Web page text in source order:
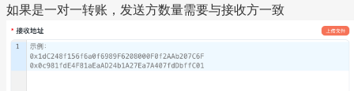
如果是一对一转账，发送方数量需要与接收方一致